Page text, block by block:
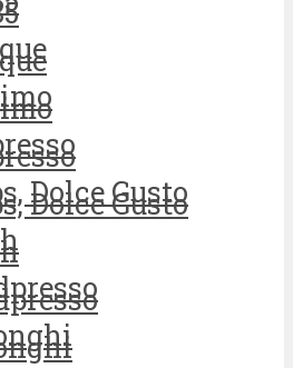
Dolce Gusto
Dolce Gusto